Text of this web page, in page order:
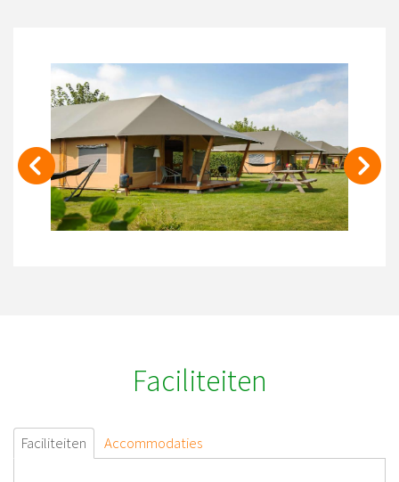
Faciliteiten
Faciliteiten Accommodaties